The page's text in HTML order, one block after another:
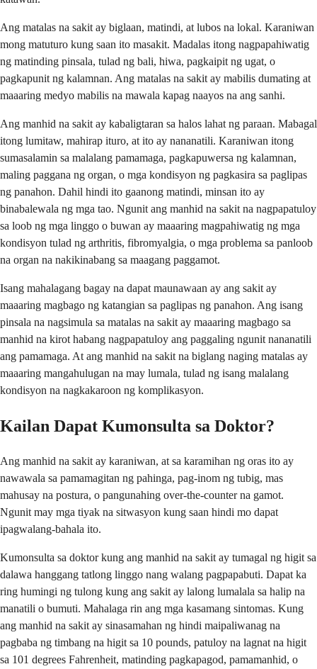
Ang matalas na sakit ay biglaan, matindi, at lubos na lokal. Karaniwan
mong matuturo kung saan ito masakit. Madalas itong nagpapahiwatig
ng matinding pinsala, tulad ng bali, hiwa, pagkaipit ng ugat, o
pagkapunit ng kalamnan. Ang matalas na sakit ay mabilis dumating at
maaaring medyo mabilis na mawala kapag naayos na ang sanhi.
Ang manhid na sakit ay kabaligtaran sa halos lahat ng paraan. Mabagal
itong lumitaw, mahirap ituro, at ito ay nananatili. Karaniwan itong
sumasalamin sa malalang pamamaga, pagkapuwersa ng kalamnan,
maling paggana ng organ, o mga kondisyon ng pagkasira sa paglipas
ng panahon. Dahil hindi ito gaanong matindi, minsan ito ay
binabalewala ng mga tao. Ngunit ang manhid na sakit na nagpapatuloy
sa loob ng mga linggo o buwan ay maaaring magpahiwatig ng mga
kondisyon tulad ng arthritis, fibromyalgia, o mga problema sa panloob
na organ na nakikinabang sa maagang paggamot.
Isang mahalagang bagay na dapat maunawaan ay ang sakit ay
maaaring magbago ng katangian sa paglipas ng panahon. Ang isang
pinsala na nagsimula sa matalas na sakit ay maaaring magbago sa
manhid na kirot habang nagpapatuloy ang paggaling ngunit nananatili
ang pamamaga. At ang manhid na sakit na biglang naging matalas ay
maaaring mangahulugan na may lumala, tulad ng isang malalang
kondisyon na nagkakaroon ng komplikasyon.
Kailan Dapat Kumonsulta sa Doktor?
Ang manhid na sakit ay karaniwan, at sa karamihan ng oras ito ay
nawawala sa pamamagitan ng pahinga, pag-inom ng tubig, mas
mahusay na postura, o pangunahing over-the-counter na gamot.
Ngunit may mga tiyak na sitwasyon kung saan hindi mo dapat
ipagwalang-bahala ito.
Kumonsulta sa doktor kung ang manhid na sakit ay tumagal ng higit sa
dalawa hanggang tatlong linggo nang walang pagpapabuti. Dapat ka
ring humingi ng tulong kung ang sakit ay lalong lumalala sa halip na
manatili o bumuti. Mahalaga rin ang mga kasamang sintomas. Kung
ang manhid na sakit ay sinasamahan ng hindi maipaliwanag na
pagbaba ng timbang na higit sa 10 pounds, patuloy na lagnat na higit
sa 101 degrees Fahrenheit, matinding pagkapagod, pamamanhid, o